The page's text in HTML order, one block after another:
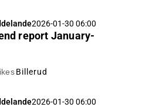
2026-01-30 06:00
report January-
Billerud
2026-01-30 06:00